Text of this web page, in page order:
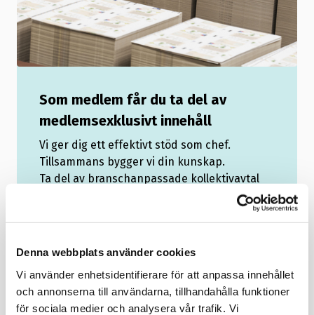
Denna webbplats använder cookies
Vi använder enhetsidentifierare för att anpassa innehållet
och annonserna till användarna, tillhandahålla funktioner
för sociala medier och analysera vår trafik. Vi
Som medlem får du ta del av
medlemsexklusivt innehåll
Vi ger dig ett effektivt stöd som chef.
Tillsammans bygger vi din kunskap.
Ta del av branschanpassade kollektivavtal